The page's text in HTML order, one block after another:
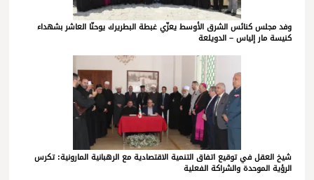
وفد مجلس كنائس الشرق الأوسط يعزّي غبطة البطريرك يوحنّا العاشر بشهداء
كنيسة مار إلياس – الدويلعة
شيخ العقل في توقيع اتفاق التنمية الاقتصادية مع الرهبانية المارونية: تكرس
الرؤية الموحدة والشراكة الفعلية